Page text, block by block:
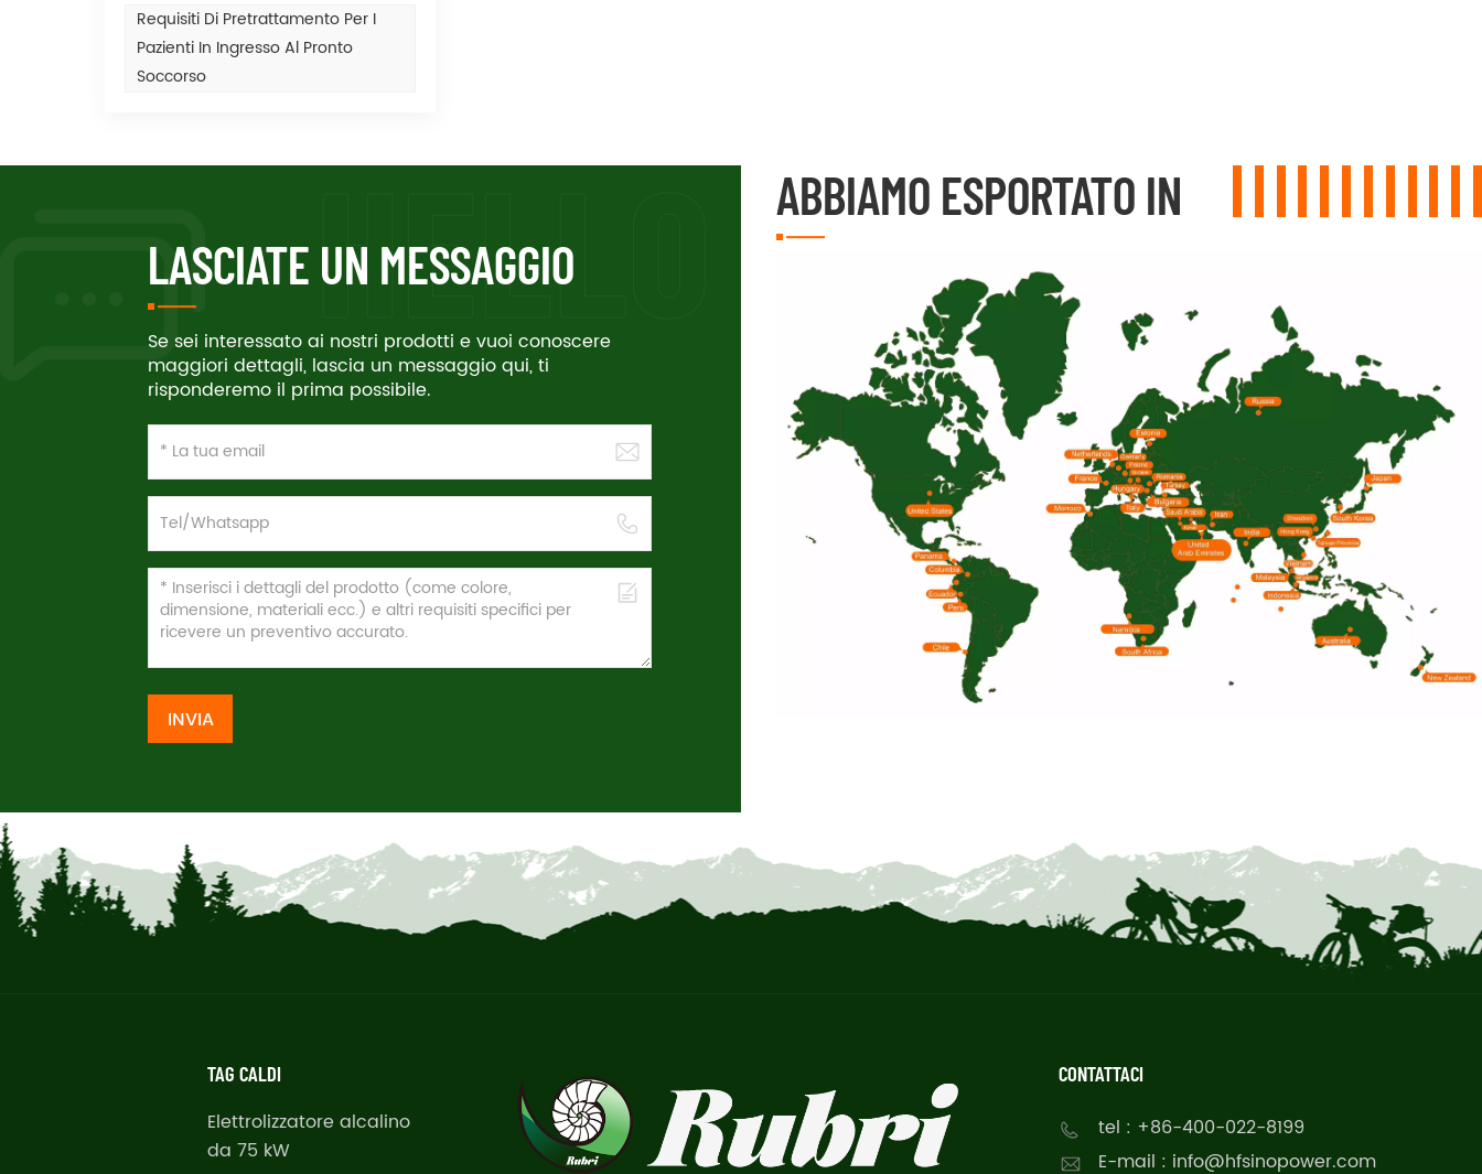
Requisiti Di Pretrattamento Per I
Pazienti In Ingresso Al Pronto
Soccorso
LASCIATE UN MESSAGGIO
Se sei interessato ai nostri prodotti e vuoi conoscere
maggiori dettagli, lascia un messaggio qui, ti
risponderemo il prima possibile.
INVIA
ABBIAMO ESPORTATO IN
TAG CALDI
Elettrolizzatore alcalino
da 75 kW
CONTATTACI
tel : +86-400-022-8199
E-mail : info@hfsinopower.com